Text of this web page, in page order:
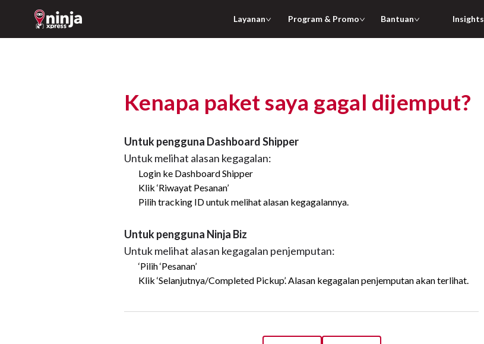
Layanan Program & Promo Bantuan Insights
Kenapa paket saya gagal dijemput?
Untuk pengguna Dashboard Shipper
Untuk melihat alasan kegagalan:
Login ke Dashboard Shipper
Klik ‘Riwayat Pesanan’
Pilih tracking ID untuk melihat alasan kegagalannya.
Untuk pengguna Ninja Biz
Untuk melihat alasan kegagalan penjemputan:
‘Pilih ‘Pesanan’
Klik ‘Selanjutnya/Completed Pickup’. Alasan kegagalan penjemputan akan terlihat.